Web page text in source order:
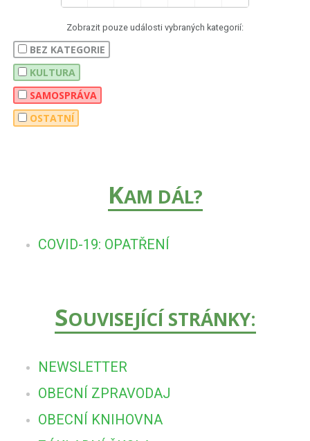
Zobrazit pouze události vybraných kategorií:
BEZ KATEGORIE
KULTURA
SAMOSPRÁVA
OSTATNÍ
KAM DÁL?
COVID-19: OPATŘENÍ
SOUVISEJÍCÍ STRÁNKY:
NEWSLETTER
OBECNÍ ZPRAVODAJ
OBECNÍ KNIHOVNA